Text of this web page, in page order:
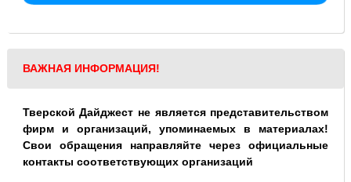
ВАЖНАЯ ИНФОРМАЦИЯ!
Тверской Дайджест не является представительством
фирм и организаций, упоминаемых в материалах!
Свои обращения направляйте через официальные
контакты соответствующих организаций